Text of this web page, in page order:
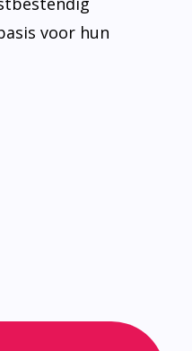
voor hun